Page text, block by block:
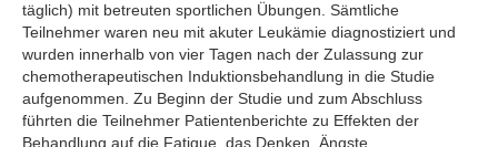
täglich) mit betreuten sportlichen Übungen. Sämtliche
Teilnehmer waren neu mit akuter Leukämie diagnostiziert und
wurden innerhalb von vier Tagen nach der Zulassung zur
chemotherapeutischen Induktionsbehandlung in die Studie
aufgenommen. Zu Beginn der Studie und zum Abschluss
führten die Teilnehmer Patientenberichte zu Effekten der
Behandlung auf die Fatigue, das Denken, Ängste,